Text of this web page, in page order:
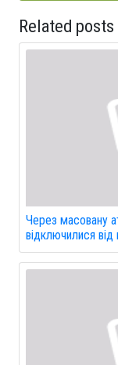
Related posts
Через масовану
відключилися